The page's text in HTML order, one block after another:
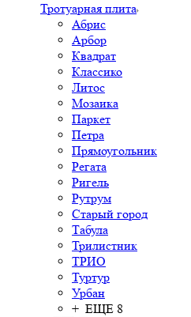
Тротуарная плита
Абрис
Арбор
Квадрат
Классико
Литос
Мозаика
Паркет
Петра
Прямоугольник
Регата
Ригель
Рутрум
Старый город
Табула
Трилистник
ТРИО
Туртур
Урбан
+ ЕЩЕ 8